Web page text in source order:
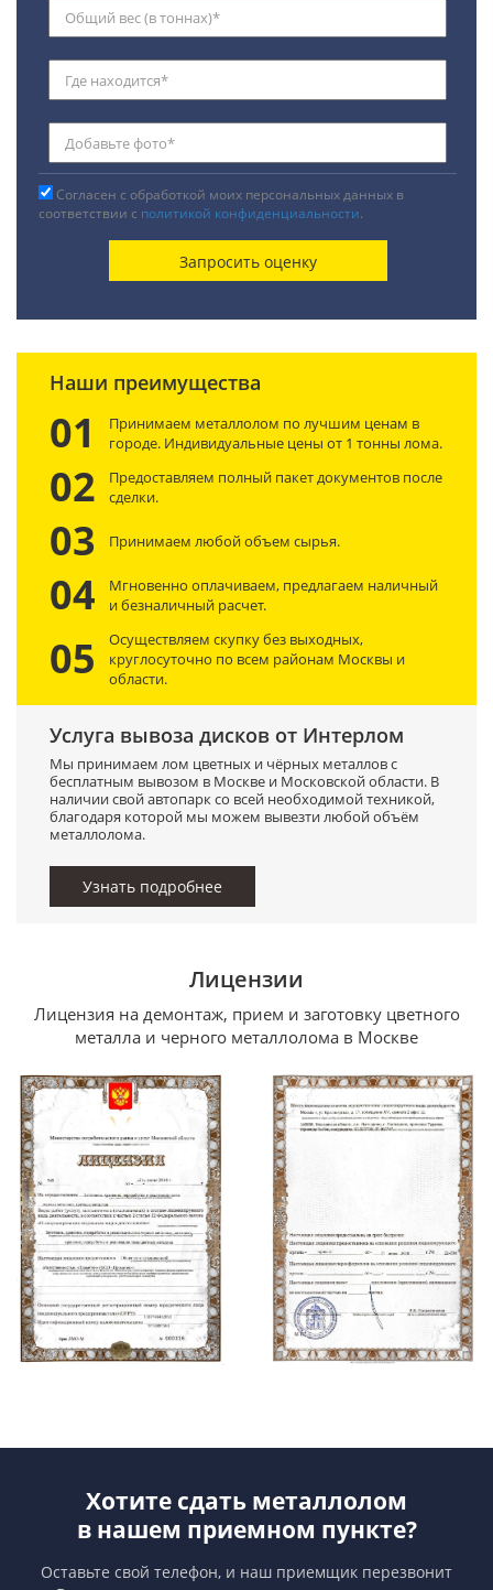
Согласен с обработкой моих персональных данных в
соответствии с политикой конфиденциальности.
Наши преимущества
01
Принимаем металлолом по лучшим ценам в
городе. Индивидуальные цены от 1 тонны лома.
02
Предоставляем полный пакет документов после
сделки.
03 Принимаем любой объем сырья.
04
Мгновенно оплачиваем, предлагаем наличный
и безналичный расчет.
05
Осуществляем скупку без выходных,
круглосуточно по всем районам Москвы и
области.
Услуга вывоза дисков от Интерлом
Мы принимаем лом цветных и чёрных металлов с
бесплатным вывозом в Москве и Московской области. В
наличии свой автопарк со всей необходимой техникой,
благодаря которой мы можем вывезти любой объём
металлолома.
Узнать подробнее
Лицензии
Лицензия на демонтаж, прием и заготовку цветного
металла и черного металлолома в Москве
Хотите сдать металлолом
в нашем приемном пункте?
Оставьте свой телефон, и наш приемщик перезвонит